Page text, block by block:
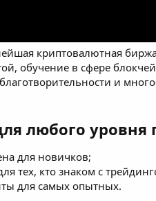
криптовалютная
обучение в сфере
и
любого уровня
для новичков;
тех, кто знаком с
для самых опытных.